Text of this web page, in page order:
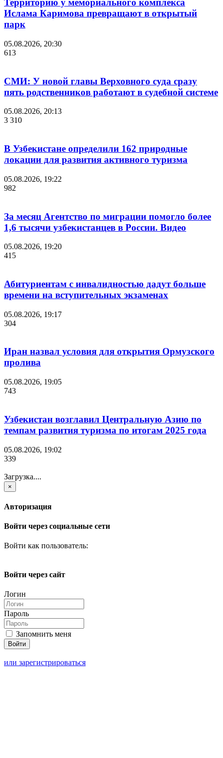
Территорию у мемориального комплекса
Ислама Каримова превращают в открытый
парк
05.08.2026, 20:30
613
СМИ: У новой главы Верховного суда сразу
пять родственников работают в судебной системе
05.08.2026, 20:13
3 310
В Узбекистане определили 162 природные
локации для развития активного туризма
05.08.2026, 19:22
982
За месяц Агентство по миграции помогло более
1,6 тысячи узбекистанцев в России. Видео
05.08.2026, 19:20
415
Абитуриентам с инвалидностью дадут больше
времени на вступительных экзаменах
05.08.2026, 19:17
304
Иран назвал условия для открытия Ормузского
пролива
05.08.2026, 19:05
743
Узбекистан возглавил Центральную Азию по
темпам развития туризма по итогам 2025 года
05.08.2026, 19:02
339
Загрузка....
×
Авторизация
Войти через социальные сети
Войти как пользователь:
Войти через сайт
Логин
Пароль
Запомнить меня
или зарегистрироваться